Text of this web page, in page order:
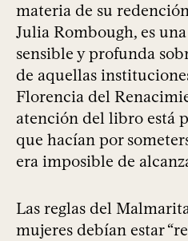
materia de su
Julia Rombough, es
sensible y profunda
de aquellas
Florencia del
atención del libro está
que hacían por
era imposible de
Las reglas del
mujeres debían estar